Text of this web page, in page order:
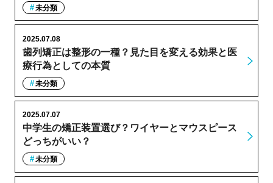
未分類
歯列矯正は整形の一種？見た目を変える効果と医
療行為としての本質
2025.07.08
未分類
中学生の矯正装置選び？ワイヤーとマウスピース
どっちがいい？
2025.07.07
未分類